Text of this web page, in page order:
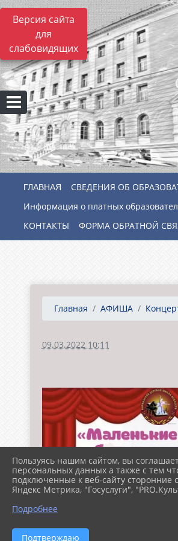
Версия сайта
для
слабовидящих
СВЕДЕНИЯ ОБ
Информация о платных
КОНТАКТЫ
ФОРМА ОБРАТНОЙ
Главная АФИША
09.03.2022 10:11
Пользуясь нашим сайтом, вы
персональных данных а также с тем
подключенные к веб-сайту сторонние
Яндекс Метрика, "Госуслуги",
Подробнее
Подтверждаю